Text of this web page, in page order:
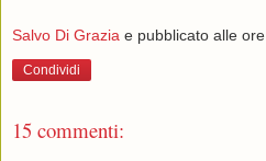
Salvo Di Grazia e pubblicato alle ore
Condividi
15 commenti: